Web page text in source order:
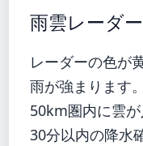
雨雲レーダ
レーダーの色が
雨が強まります。
50km圏内に雲が
30分以内の降水